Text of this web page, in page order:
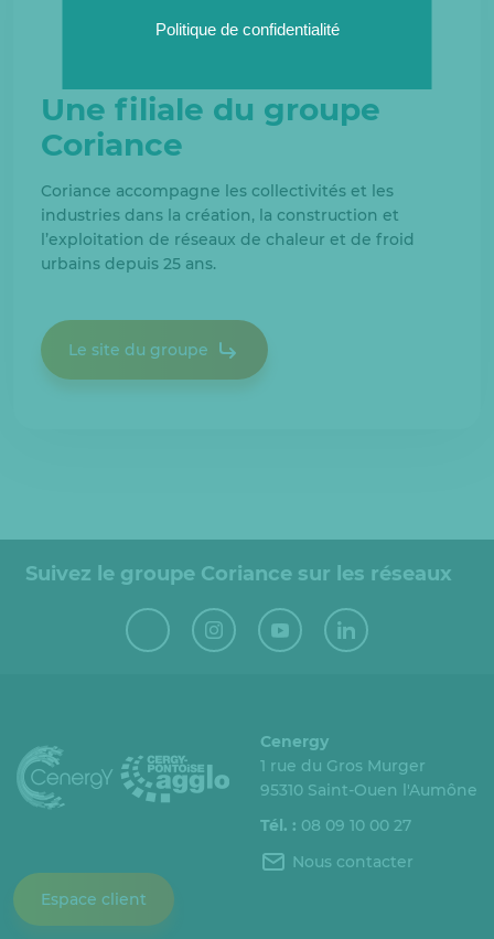
Une filiale du groupe
Coriance
Coriance accompagne les collectivités et les
industries dans la création, la construction et
l’exploitation de réseaux de chaleur et de froid
urbains depuis 25 ans.
Le site du groupe
Suivez le groupe Coriance sur les réseaux
Espace client
Cenergy
1 rue du Gros Murger
95310 Saint-Ouen l'Aumône
Tél. : 08 09 10 00 27
Nous contacter
Politique de confidentialité